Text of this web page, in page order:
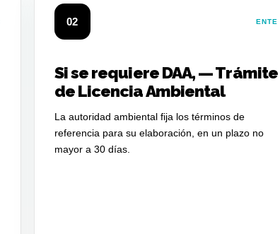
02 ENTE
Si se requiere DAA, — Trámite
de Licencia Ambiental
La autoridad ambiental fija los términos de
referencia para su elaboración, en un plazo no
mayor a 30 días.